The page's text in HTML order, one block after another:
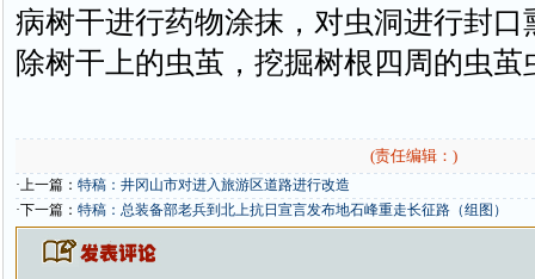
病树干进行药物涂抹，对虫洞进行封口
除树干上的虫茧，挖掘树根四周的虫茧
(责任编辑：)
·上一篇： 特稿：井冈山市对进入旅游区道路进行改造
·下一篇： 特稿：总装备部老兵到北上抗日宣言发布地石峰重走长征路（组图）